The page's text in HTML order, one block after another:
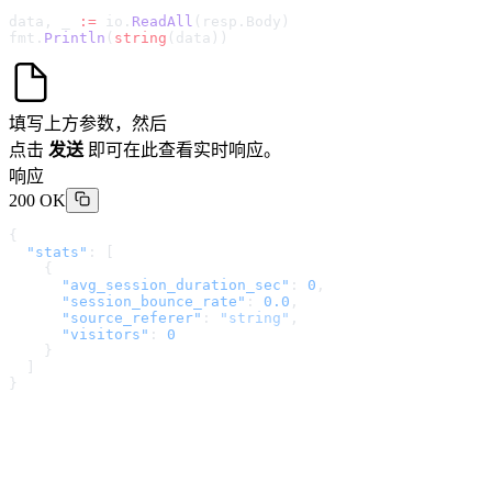
data, _
:= io. ReadAll (resp.Body)
fmt. Println ( string (data))
填写上方参数，然后
点击 发送 即可在此查看实时响应。
响应
200 OK
{
  "stats"
: [
    {
      "avg_session_duration_sec"
: 0 ,
      "session_bounce_rate"
: 0.0 ,
      "source_referer"
: "string" ,
      "visitors"
: 0
    }
}